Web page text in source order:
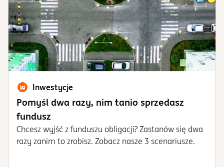
Inwestycje
Pomyśl dwa razy, nim tanio sprzedasz
fundusz
Chcesz wyjść z funduszu obligacji? Zastanów się dwa
razy zanim to zrobisz. Zobacz nasze 3 scenariusze.